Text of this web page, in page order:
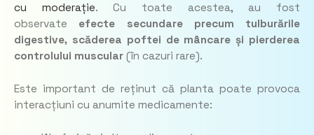
cu moderație. Cu toate acestea, au fost
observate efecte secundare precum tulburările
digestive, scăderea poftei de mâncare și pierderea
controlului muscular (în cazuri rare).
Este important de reținut că planta poate provoca
interacțiuni cu anumite medicamente: